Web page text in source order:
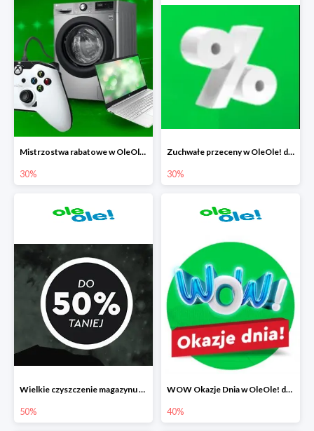
Mistrzostwa rabatowe w OleOle! do -30%
30%
Zuchwałe przeceny w OleOle! do -30%
30%
Wielkie czyszczenie magazynu w OleOle! do -50%
50%
WOW Okazje Dnia w OleOle! do -40%
40%